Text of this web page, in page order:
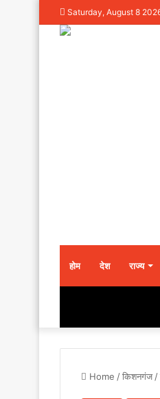
Saturday, August 8
होम देश राज्य
Home /किशनगंज /